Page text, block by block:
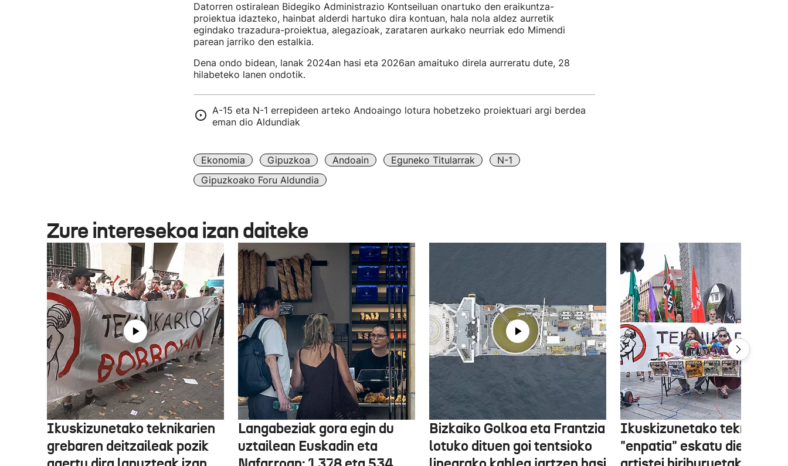
Datorren ostiralean Bidegiko Administrazio Kontseiluan onartuko den eraikuntza-
proiektua idazteko, hainbat alderdi hartuko dira kontuan, hala nola aldez aurretik
egindako trazadura-proiektua, alegazioak, zarataren aurkako neurriak edo Mimendi
parean jarriko den estalkia.
Dena ondo bidean, lanak 2024an hasi eta 2026an amaituko direla aurreratu dute, 28
hilabeteko lanen ondotik.
A-15 eta N-1 errepideen arteko Andoaingo lotura hobetzeko proiektuari argi berdea
eman dio Aldundiak
Ekonomia Gipuzkoa Andoain Eguneko Titularrak
N-1
Gipuzkoako Foru Aldundia
Zure interesekoa izan daiteke
Ikuskizunetako teknikarien
grebaren deitzaileak pozik
Langabeziak gora egin du
uztailean Euskadin eta
Bizkaiko Golkoa eta Frantzia
lotuko dituen goi tentsioko
Ikuskizunetako teknikariek
"enpatia" eskatu diete